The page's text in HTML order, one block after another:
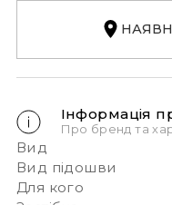
Інформація
Про бренд та
Вид
Вид підошви
Для кого